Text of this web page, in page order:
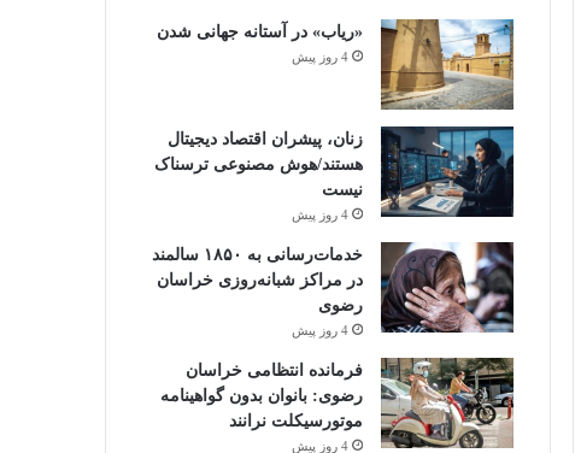
«ریاب» در آستانه جهانی شدن
4 روز پیش
زنان، پیشران اقتصاد دیجیتال
هستند/هوش مصنوعی ترسناک
نیست
4 روز پیش
خدمات‌رسانی به ۱۸۵۰ سالمند
در مراکز شبانه‌روزی خراسان
رضوی
4 روز پیش
فرمانده انتظامی خراسان
رضوی: بانوان بدون گواهینامه
موتورسیکلت نرانند
4 روز پیش